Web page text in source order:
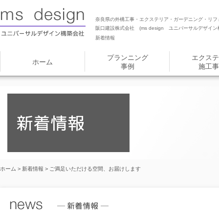
奈良県の外構工事・エクステリア・ガーデニング・リ
阪口建設株式会社 (ms design ユニバーサルデザイン
新着情報
ホーム
プランニング
事例
エクス
施工
ホーム > 新着情報 > ご満足いただける空間、お届けします